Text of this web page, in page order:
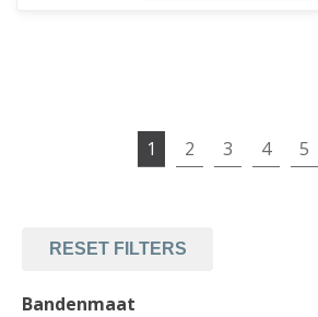
1 2 3 4 5
RESET FILTERS
Bandenmaat